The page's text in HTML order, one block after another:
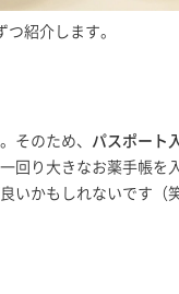
紹介します。
。そのため、 パスポート
回り大きなお薬手帳を
いかもしれないです（笑